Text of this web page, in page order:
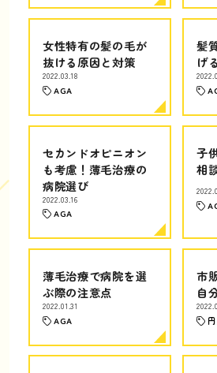
女性特有の髪の毛が
抜ける原因と対策
2022.03.18
AGA
髪
げ
セカンドオピニオン
も考慮！薄毛治療の
病院選び
2022.03.16
AGA
子
相
薄毛治療で病院を選
ぶ際の注意点
2022.01.31
AGA
市
自